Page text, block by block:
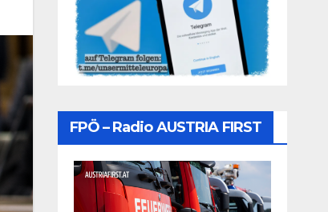
FPÖ – Radio AUSTRIA FIRST